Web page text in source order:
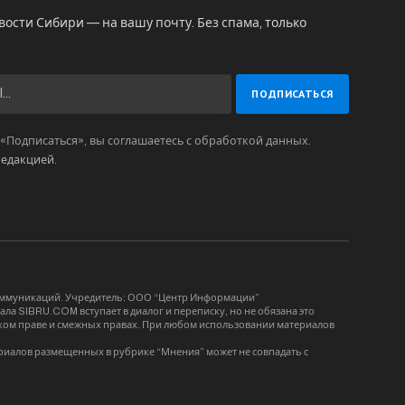
Сибири — на вашу почту. Без спама, только
вы соглашаетесь с обработкой данных.
.
Учредитель: ООО “Центр Информации”
SIBRU.COM вступает в диалог и переписку, но не обязана это
праве и смежных правах. При любом использовании материалов
размещенных в рубрике “Мнения” может не совпадать с